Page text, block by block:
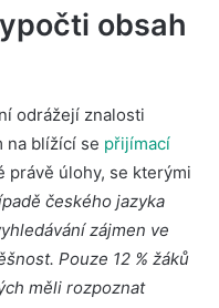
obsah
odrážejí znalosti
na blížící se přijímací
právě úlohy, se kterými
českého jazyka
zájmen ve
Pouze 12 % žáků
měli rozpoznat